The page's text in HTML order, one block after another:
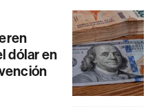
dólar en